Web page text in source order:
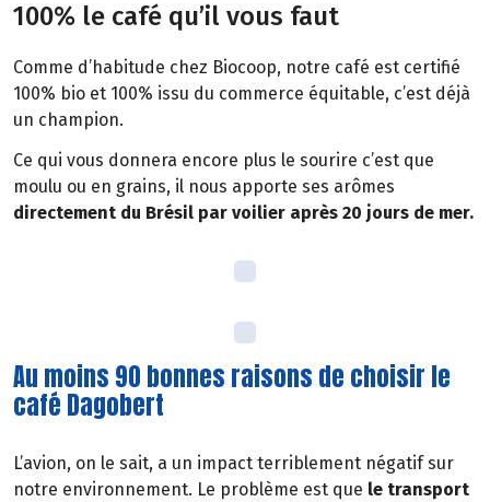
100% le café qu’il vous faut
Comme d’habitude chez Biocoop, notre café est certifié
100% bio et 100% issu du commerce équitable, c’est déjà
un champion.
Ce qui vous donnera encore plus le sourire c’est que
moulu ou en grains, il nous apporte ses arômes
directement du Brésil par voilier après 20 jours de mer.
Au moins 90 bonnes raisons de choisir le
café Dagobert
L’avion, on le sait, a un impact terriblement négatif sur
notre environnement. Le problème est que le transport